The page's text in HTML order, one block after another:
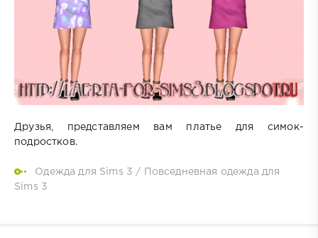
Друзья, представляем вам платье для симок-
подростков.
Одежда для Sims 3 /
Повседневная одежда для
Sims 3